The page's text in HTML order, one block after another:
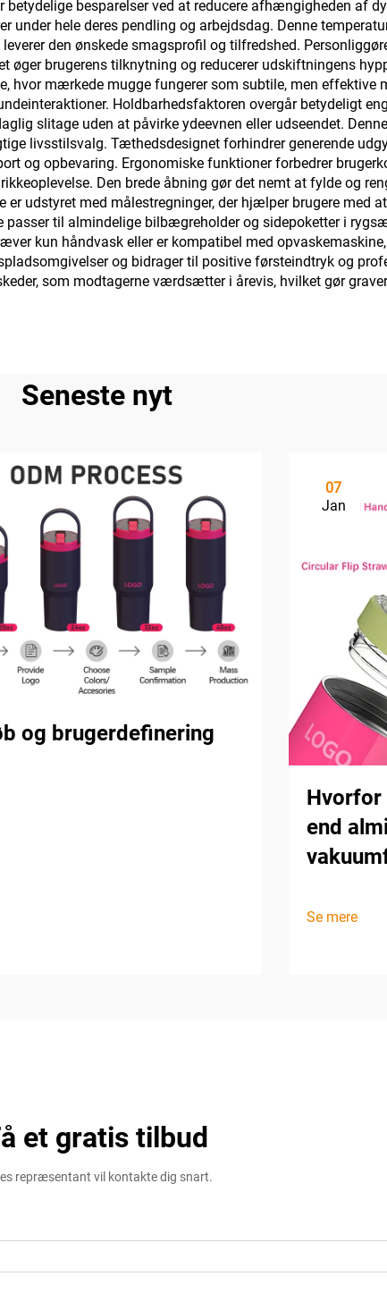
drik
camping
besparelser ved at reducere afhængigheden af
under hele deres pendling og arbejdsdag. Denne
den ønskede smagsprofil og tilfredshed.
brugerens tilknytning og reducerer udskiftningens
mærkede mugge fungerer som subtile, men effektive
Holdbarhedsfaktoren overgår betydeligt
slitage uden at påvirke ydeevnen eller udseendet.
livsstilsvalg. Tæthedsdesignet forhindrer generende
og opbevaring. Ergonomiske funktioner forbedrer
Den brede åbning gør det nemt at fylde og
er udstyret med målestregninger, der hjælper brugere med
til almindelige bilbægreholder og sidepoketter i
kun håndvask eller er kompatibel med
og bidrager til positive førsteindtryk og
som modtagerne værdsætter i årevis, hvilket gør
Seneste nyt
og brugerdefinering
07
Jan
Hvorfor
end
Se mere
et gratis tilbud
repræsentant vil kontakte dig snart.